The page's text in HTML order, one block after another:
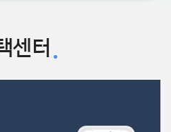
센터